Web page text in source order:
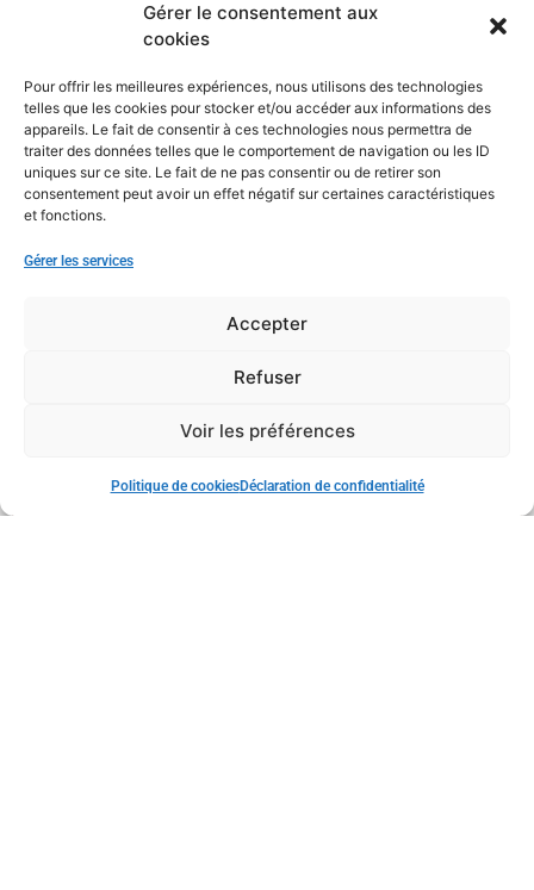
Gérer le consentement aux
cookies
Pour offrir les meilleures expériences, nous utilisons des technologies
telles que les cookies pour stocker et/ou accéder aux informations des
appareils. Le fait de consentir à ces technologies nous permettra de
traiter des données telles que le comportement de navigation ou les ID
uniques sur ce site. Le fait de ne pas consentir ou de retirer son
consentement peut avoir un effet négatif sur certaines caractéristiques
et fonctions.
Gérer les services
Accepter
Refuser
Voir les préférences
Politique de cookiesDéclaration de confidentialité